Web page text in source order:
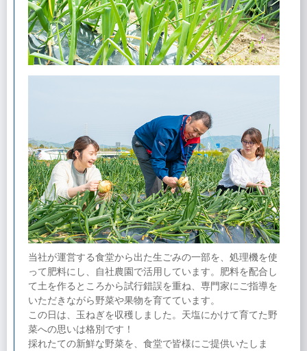
当社が運営する食堂から出た生ごみの一部を、処理機を使
って肥料にし、自社農園で活用しています。肥料を配合し
て土を作るところから試行錯誤を重ね、専門家にご指導を
いただきながら野菜や果物を育てています。
この日は、玉ねぎを収穫しました。天塩にかけて育てた野
菜への思いは格別です！
採れたての新鮮な野菜を、食堂で皆様にご提供いたしま